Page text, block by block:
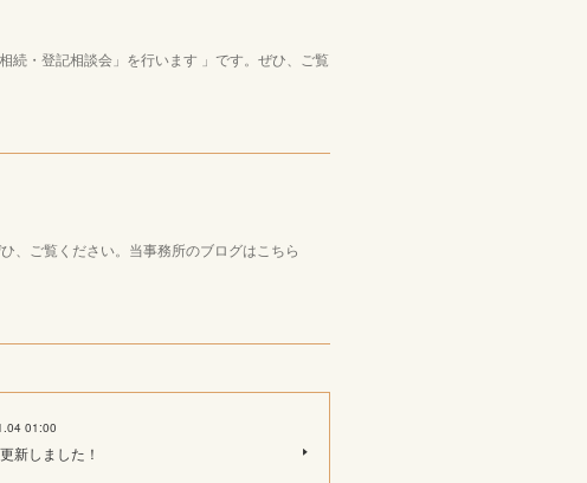
続・登記相談会」を行います 」です。ぜひ、ご覧
、ご覧ください。当事務所のブログはこちら
01:00
新しました！